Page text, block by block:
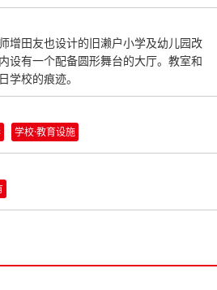
增田友也设计的旧濑户小学及幼儿园改
设有一个配备圆形舞台的大厅。教室和
学校的痕迹。
学校·教育设施